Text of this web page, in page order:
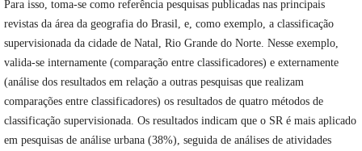
Para isso, toma-se como referência pesquisas publicadas nas principais
revistas da área da geografia do Brasil, e, como exemplo, a classificação
supervisionada da cidade de Natal, Rio Grande do Norte. Nesse exemplo,
valida-se internamente (comparação entre classificadores) e externamente
(análise dos resultados em relação a outras pesquisas que realizam
comparações entre classificadores) os resultados de quatro métodos de
classificação supervisionada. Os resultados indicam que o SR é mais aplicado
em pesquisas de análise urbana (38%), seguida de análises de atividades